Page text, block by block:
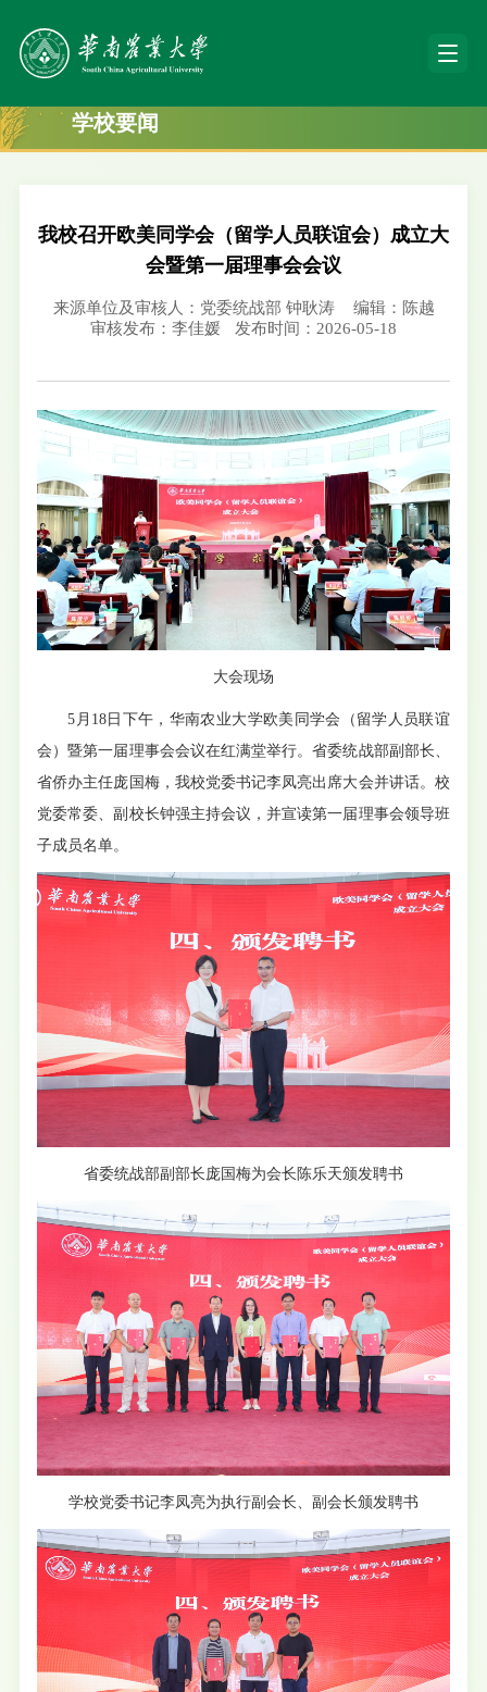
学校要闻
我校召开欧美同学会（留学人员联谊会）成立大
会暨第一届理事会会议
来源单位及审核人：党委统战部 钟耿涛
编辑：陈越
审核发布：李佳媛
发布时间：2026-05-18
大会现场
5月18日下午，华南农业大学欧美同学会（留学人员联谊
会）暨第一届理事会会议在红满堂举行。省委统战部副部长、
省侨办主任庞国梅，我校党委书记李凤亮出席大会并讲话。校
党委常委、副校长钟强主持会议，并宣读第一届理事会领导班
子成员名单。
省委统战部副部长庞国梅为会长陈乐天颁发聘书
学校党委书记李凤亮为执行副会长、副会长颁发聘书